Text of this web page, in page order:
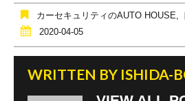
o
o
k
カーセキュリティのAUTO HOUSE,
2020-04-05
WRITTEN BY ISHIDA-